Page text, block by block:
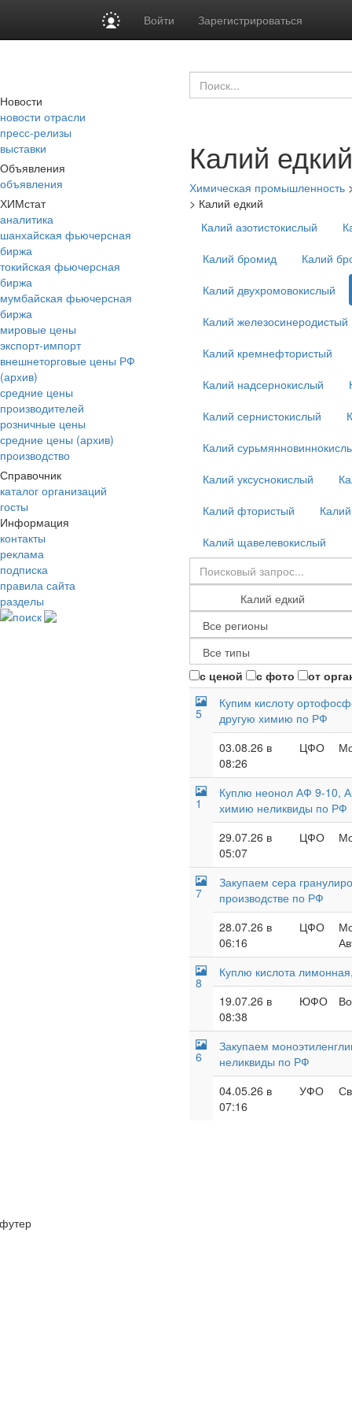
Войти Зарегистрироваться
Новости
новости отрасли
пресс-релизы
выставки
Объявления
объявления
ХИМстат
аналитика
шанхайская фьючерсная
биржа
токийская фьючерсная
биржа
мумбайская фьючерсная
биржа
мировые цены
экспорт-импорт
внешнеторговые цены РФ
(архив)
средние цены
производителей
розничные цены
средние цены (архив)
производство
Справочник
каталог организаций
госты
Информация
контакты
реклама
подписка
правила сайта
разделы
поиск
Калий едкий
Химическая промышленность
> Калий едкий
Калий азотистокислый
Калий бромид
Калий
Калий двухромовокислый
Калий железосинеродистый
Калий кремнефтористый
Калий надсернокислый
Калий сернистокислый
Калий
Калий уксуснокислый
Калий фтористый
Калий щавелевокислый
с ценой с фото от
5
Купим кислоту
другую химию по РФ
03.08.26 в
08:26
ЦФО
1
Куплю неонол АФ 9-10,
химию неликвиды по РФ
29.07.26 в
05:07
ЦФО
7
Закупаем сера
производстве по РФ
28.07.26 в
06:16
ЦФО
8
Куплю кислота
19.07.26 в
08:38
ЮФО
6
Закупаем
неликвиды по РФ
04.05.26 в
07:16
УФО
футер